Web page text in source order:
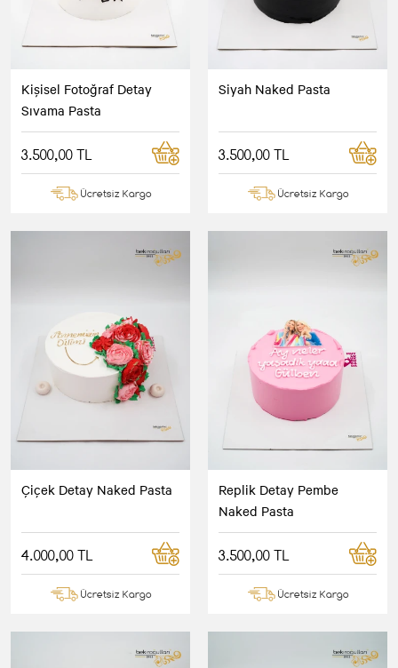
Kişisel Fotoğraf Detay
Sıvama Pasta
3.500,00 TL
Ücretsiz Kargo
Siyah Naked Pasta
3.500,00 TL
Ücretsiz Kargo
Çiçek Detay Naked Pasta
4.000,00 TL
Ücretsiz Kargo
Replik Detay Pembe
Naked Pasta
3.500,00 TL
Ücretsiz Kargo